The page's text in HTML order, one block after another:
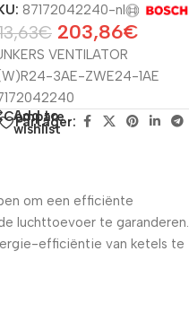
87172042240-nl
€ 203,86€
VENTILATOR
3AE-ZWE24-1AE
Compare
Add to
wishlist
Partager:
om een ​​efficiënte
luchttoevoer te garanderen.
efficiëntie van ketels te